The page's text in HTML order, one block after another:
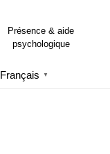
Présence & aide
psychologique
Français ▼